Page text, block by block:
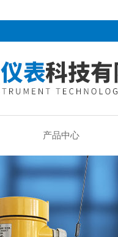
产品中心